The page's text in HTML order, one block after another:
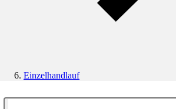
Einzelhandlauf